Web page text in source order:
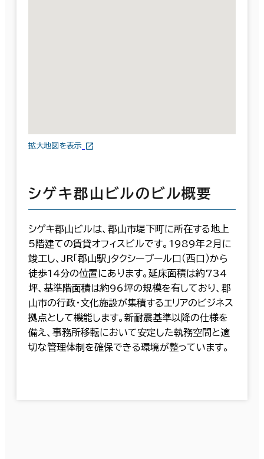
拡大地図を表示
シゲキ郡山ビルのビル概要
シゲキ郡山ビルは、郡山市堤下町に所在する地上
5階建ての賃貸オフィスビルです。1989年2月に
竣工し、JR「郡山駅」タクシープール口（西口）から
徒歩14分の位置にあります。延床面積は約734
坪、基準階面積は約96坪の規模を有しており、郡
山市の行政・文化施設が集積するエリアのビジネス
拠点として機能します。新耐震基準以降の仕様を
備え、事務所移転において安定した執務空間と適
切な管理体制を確保できる環境が整っています。